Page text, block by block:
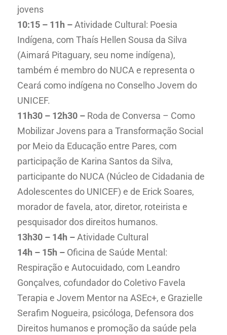
jovens
10:15 – 11h –Atividade Cultural: Poesia
Indígena, com Thaís Hellen Sousa da Silva
(Aimará Pitaguary, seu nome indígena),
também é membro do NUCA e representa o
Ceará como indígena no Conselho Jovem do
UNICEF.
11h30 – 12h30 – Roda de Conversa – Como
Mobilizar Jovens para a Transformação Social
por Meio da Educação entre Pares, com
participação de Karina Santos da Silva,
participante do NUCA (Núcleo de Cidadania de
Adolescentes do UNICEF) e de Erick Soares,
morador de favela, ator, diretor, roteirista e
pesquisador dos direitos humanos.
13h30 – 14h –Atividade Cultural
14h – 15h – Oficina de Saúde Mental:
Respiração e Autocuidado, com Leandro
Gonçalves, cofundador do Coletivo Favela
Terapia e Jovem Mentor na ASEc+, e Grazielle
Serafim Nogueira, psicóloga, Defensora dos
Direitos humanos e promoção da saúde pela